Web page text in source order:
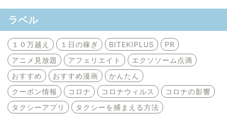
ラベル
１０万越え １日の稼ぎ BITEKIPLUS
PR
アニメ見放題
アフェリエイト
エクソソーム点滴
おすすめ
おすすめ漫画
かんたん
クーポン情報
コロナ コロナウィルス
コロナの影響
タクシーアプリ
タクシーを捕まえる方法